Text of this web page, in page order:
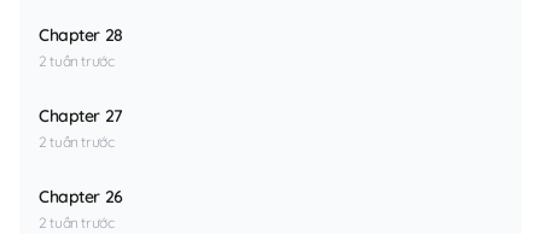
Chapter 28
2 tuần trước
Chapter 27
2 tuần trước
Chapter 26
2 tuần trước